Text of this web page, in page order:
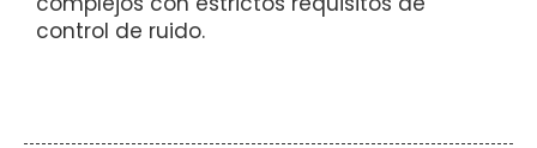
control de ruido.